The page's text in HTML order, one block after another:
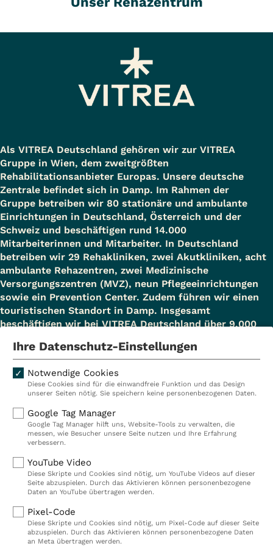
Als VITREA Deutschland gehören wir zur VITREA
Gruppe in Wien, dem zweitgrößten
Rehabilitationsanbieter Europas. Unsere deutsche
Zentrale befindet sich in Damp. Im Rahmen der
Gruppe betreiben wir 80 stationäre und ambulante
Einrichtungen in Deutschland, Österreich und der
Schweiz und beschäftigen rund 14.000
Mitarbeiterinnen und Mitarbeiter. In Deutschland
betreiben wir 29 Rehakliniken, zwei Akutkliniken, acht
ambulante Rehazentren, zwei Medizinische
Versorgungszentren (MVZ), neun Pflegeeinrichtungen
sowie ein Prevention Center. Zudem führen wir einen
touristischen Standort in Damp. Insgesamt
beschäftigen wir bei VITREA Deutschland über 9.000
Kliniken
Ambulant
Reha
Prävention
Karriere
VITREA Deutschland
IMPRESSUM
HINWEISGEBERSYSTEM
AUFSICHTSBEHÖRDEN
Ihre Datenschutz-Einstellungen
Notwendige Cookies
Diese Cookies sind für die einwandfreie Funktion und das Design
unserer Seiten nötig. Sie speichern keine personenbezogenen Daten.
Google Tag Manager
Google Tag Manager hilft uns, Website-Tools zu verwalten, die
messen, wie Besucher unsere Seite nutzen und Ihre Erfahrung
verbessern.
YouTube Video
Diese Skripte und Cookies sind nötig, um YouTube Videos auf dieser
Seite abzuspielen. Durch das Aktivieren können personenbezogene
Daten an YouTube übertragen werden.
Pixel-Code
Diese Skripte und Cookies sind nötig, um Pixel-Code auf dieser Seite
abzuspielen. Durch das Aktivieren können personenbezogene Daten
an Meta übertragen werden.